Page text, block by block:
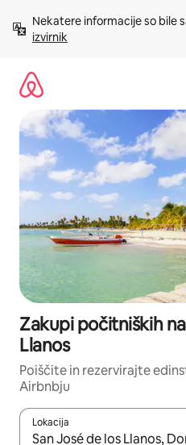
vsebino
Nekatere informacije so bile
izvirnik
Zakupi počitniških
Llanos
Poiščite in rezervirajte
Airbnbju
Lokacija
Ko so rezultati na voljo,